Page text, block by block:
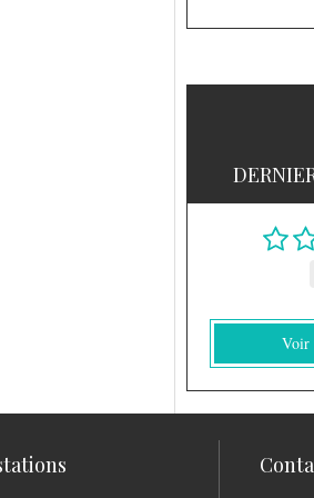
Voir